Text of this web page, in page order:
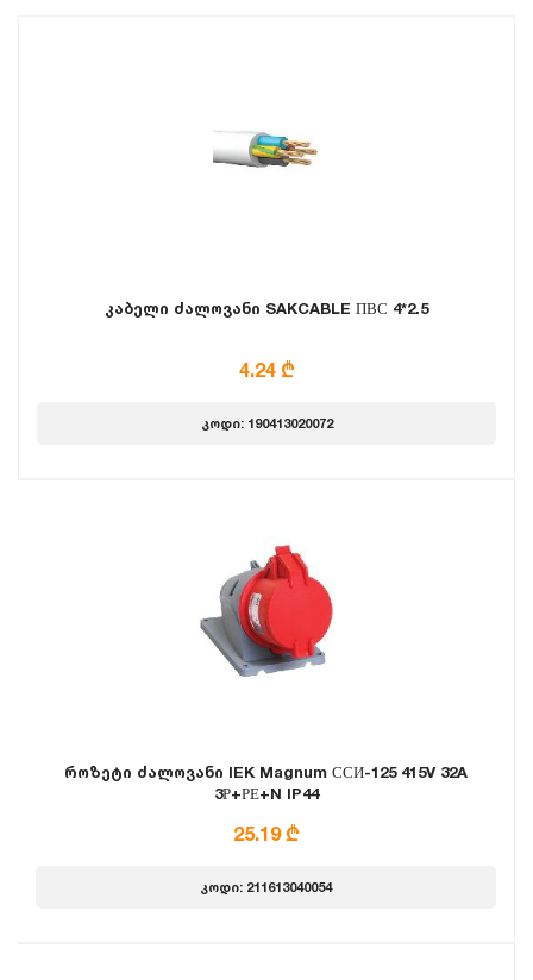
კაბელი ძალოვანი SAKCABLE ПВС 4*2.5
4.24 ₾
კოდი: 190413020072
როზეტი ძალოვანი IEK Magnum ССИ-125 415V 32A
3Р+РЕ+N IP44
25.19 ₾
კოდი: 211613040054